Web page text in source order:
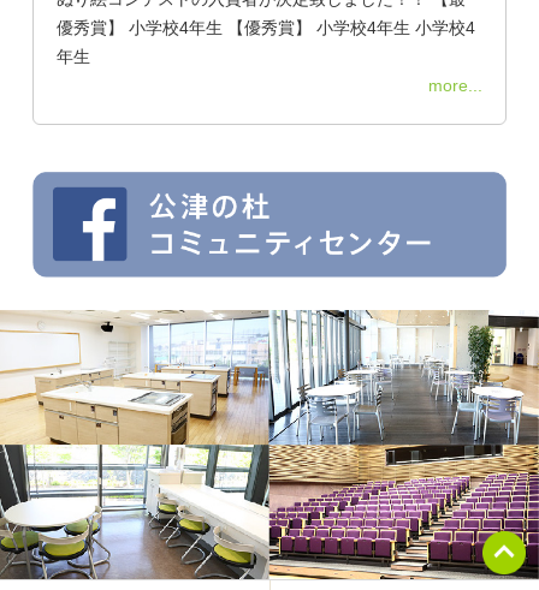
優秀賞】 小学校4年生 【優秀賞】 小学校4年生 小学校4
年生
more...